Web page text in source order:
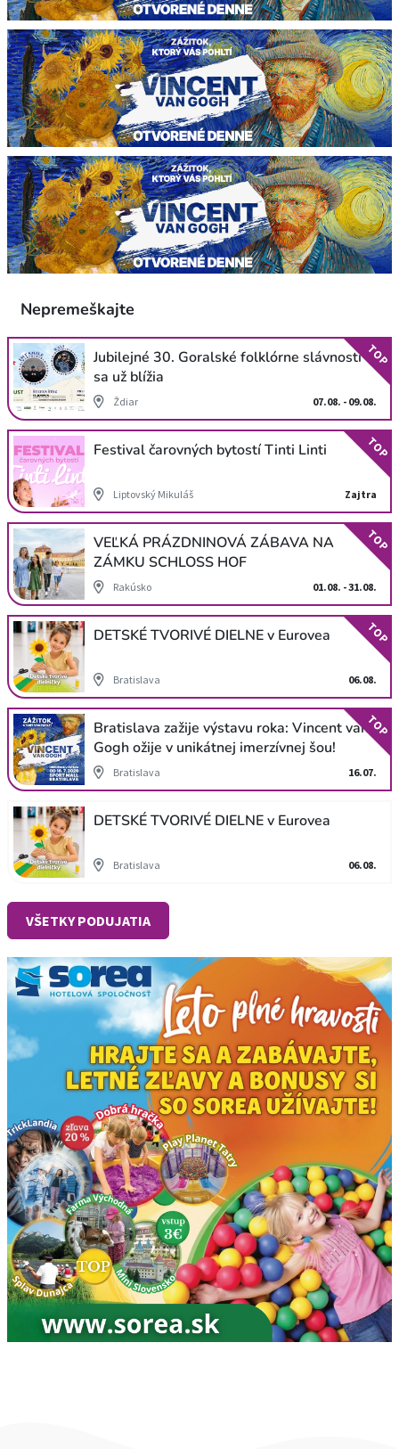
Nepremeškajte
Jubilejné 30. Goralské folklórne slávnosti
sa už blížia
Ždiar 07.08. - 09.08.
TOP
Festival čarovných bytostí Tinti Linti
Liptovský Mikuláš Zajtra
TOP
VEĽKÁ PRÁZDNINOVÁ ZÁBAVA NA
ZÁMKU SCHLOSS HOF
Rakúsko 01.08. - 31.08.
TOP
DETSKÉ TVORIVÉ DIELNE v Eurovea
Bratislava 06.08.
TOP
Bratislava zažije výstavu roka: Vincent van
Gogh ožije v unikátnej imerzívnej šou!
Bratislava 16.07.
TOP
DETSKÉ TVORIVÉ DIELNE v Eurovea
Bratislava 06.08.
VŠETKY PODUJATIA